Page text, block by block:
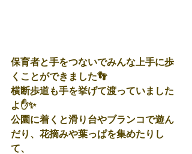
保育者と手をつないでみんな上手に歩
くことができました👣
横断歩道も手を挙げて渡っていました
よ✋✨
公園に着くと滑り台やブランコで遊ん
だり、花摘みや葉っぱを集めたりし
て、